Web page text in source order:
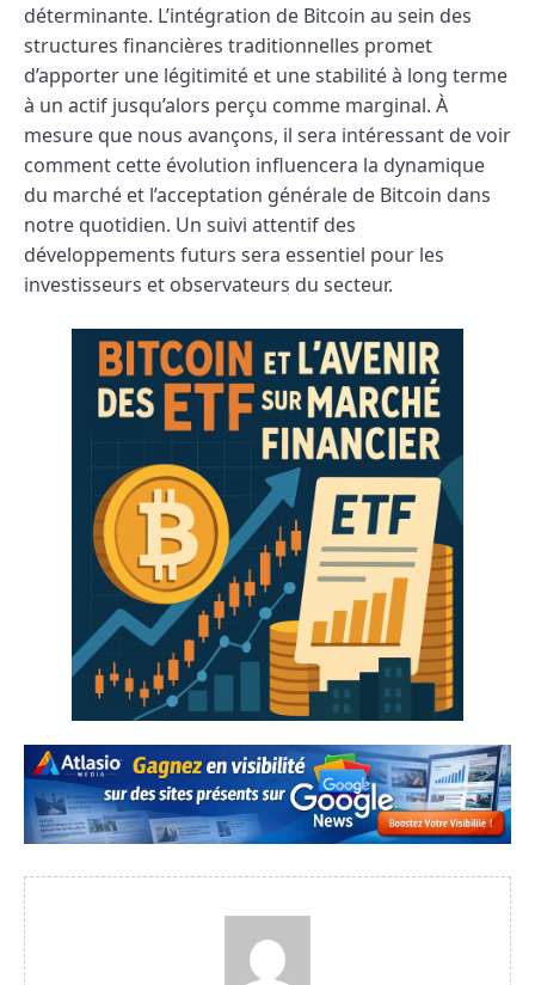
déterminante. L’intégration de Bitcoin au sein des
structures financières traditionnelles promet
d’apporter une légitimité et une stabilité à long terme
à un actif jusqu’alors perçu comme marginal. À
mesure que nous avançons, il sera intéressant de voir
comment cette évolution influencera la dynamique
du marché et l’acceptation générale de Bitcoin dans
notre quotidien. Un suivi attentif des
développements futurs sera essentiel pour les
investisseurs et observateurs du secteur.